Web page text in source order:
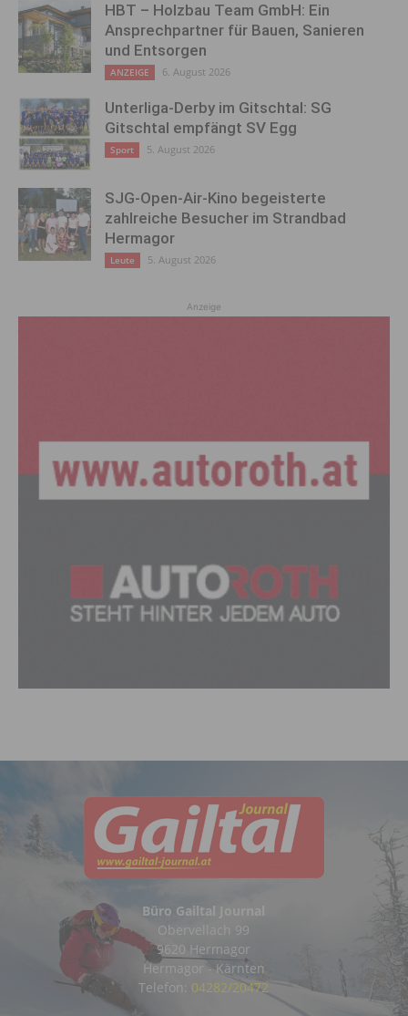
HBT – Holzbau Team GmbH: Ein
Ansprechpartner für Bauen, Sanieren
und Entsorgen
ANZEIGE 6. August 2026
Unterliga-Derby im Gitschtal: SG
Gitschtal empfängt SV Egg
Sport 5. August 2026
SJG-Open-Air-Kino begeisterte
zahlreiche Besucher im Strandbad
Hermagor
Leute 5. August 2026
Anzeige
Büro Gailtal Journal
Obervellach 99
9620 Hermagor
Hermagor - Kärnten
Telefon: 04282/20472